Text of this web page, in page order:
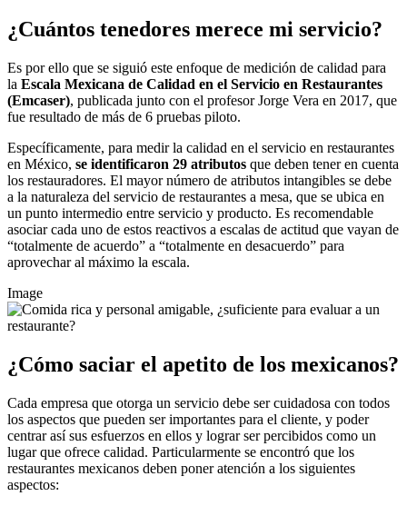
¿Cuántos tenedores merece mi servicio?
Es por ello que se siguió este enfoque de medición de calidad para
la Escala Mexicana de Calidad en el Servicio en Restaurantes
(Emcaser), publicada junto con el profesor Jorge Vera en 2017, que
fue resultado de más de 6 pruebas piloto.
Específicamente, para medir la calidad en el servicio en restaurantes
en México, se identificaron 29 atributos que deben tener en cuenta
los restauradores. El mayor número de atributos intangibles se debe
a la naturaleza del servicio de restaurantes a mesa, que se ubica en
un punto intermedio entre servicio y producto. Es recomendable
asociar cada uno de estos reactivos a escalas de actitud que vayan de
“totalmente de acuerdo” a “totalmente en desacuerdo” para
aprovechar al máximo la escala.
Image
¿Cómo saciar el apetito de los mexicanos?
Cada empresa que otorga un servicio debe ser cuidadosa con todos
los aspectos que pueden ser importantes para el cliente, y poder
centrar así sus esfuerzos en ellos y lograr ser percibidos como un
lugar que ofrece calidad. Particularmente se encontró que los
restaurantes mexicanos deben poner atención a los siguientes
aspectos: